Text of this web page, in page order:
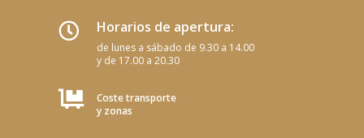
 Horarios de apertura:
de lunes a sábado de 9.30 a 14.00
y de 17.00 a 20.30

Coste transporte
y zonas